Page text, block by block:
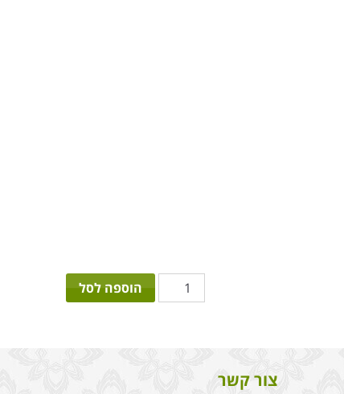
כמות
פורח
הוספה לסל
צור קשר